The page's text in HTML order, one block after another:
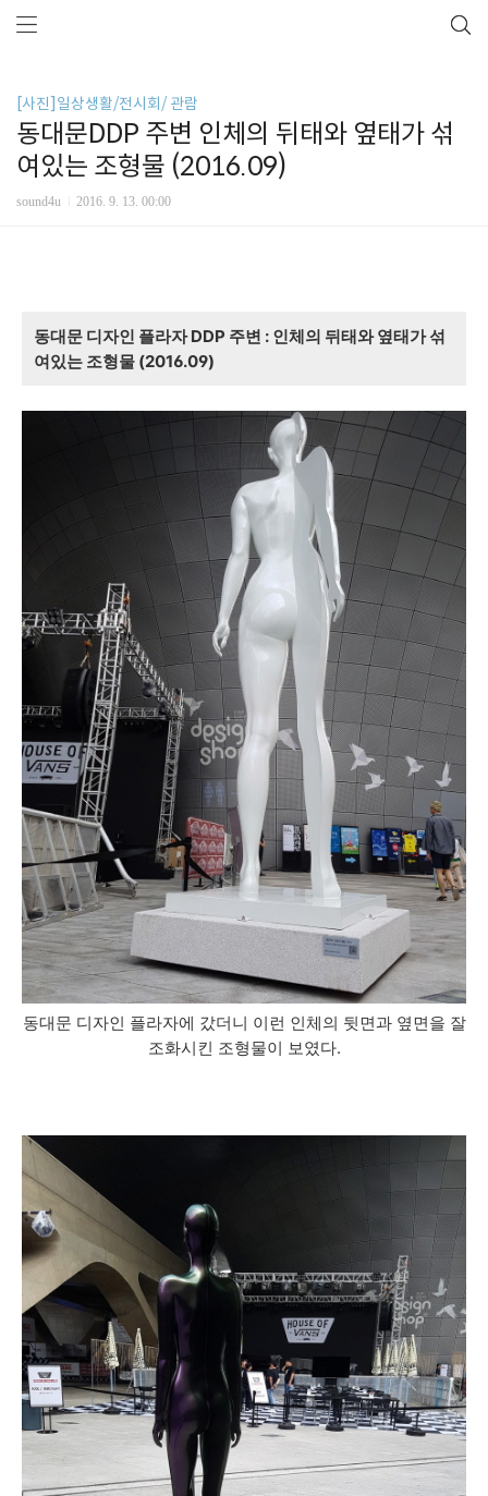
[사진]일상생활/전시회/ 관람
동대문DDP 주변 인체의 뒤태와 옆태가 섞
여있는 조형물 (2016.09)
sound4u 2016. 9. 13. 00:00
동대문 디자인 플라자 DDP 주변 : 인체의 뒤태와 옆태가 섞
여있는 조형물 (2016.09)
동대문 디자인 플라자에 갔더니 이런 인체의 뒷면과 옆면을 잘
조화시킨 조형물이 보였다.